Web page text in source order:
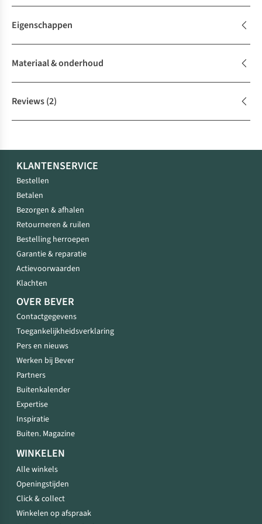
Eigenschappen
Materiaal & onderhoud
Reviews(2)
KLANTENSERVICE
Bestellen
Betalen
Bezorgen & afhalen
Retourneren & ruilen
Bestelling herroepen
Garantie & reparatie
Actievoorwaarden
Klachten
OVER BEVER
Contactgegevens
Toegankelijkheidsverklaring
Pers en nieuws
Werken bij Bever
Partners
Buitenkalender
Expertise
Inspiratie
Buiten. Magazine
WINKELEN
Alle winkels
Openingstijden
Click & collect
Winkelen op afspraak